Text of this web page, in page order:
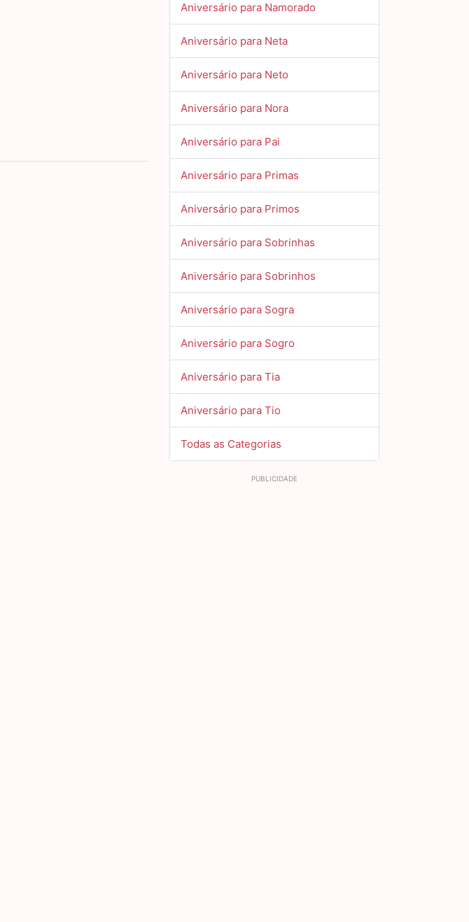
Aniversário para Namorado
Aniversário para Neta
Aniversário para Neto
Aniversário para Nora
Aniversário para Pai
Aniversário para Primas
Aniversário para Primos
Aniversário para Sobrinhas
Aniversário para Sobrinhos
Aniversário para Sogra
Aniversário para Sogro
Aniversário para Tia
Aniversário para Tio
Todas as Categorias